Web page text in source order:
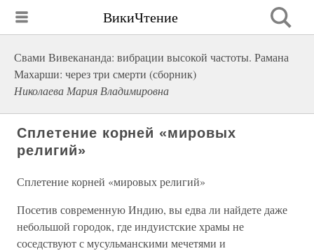
ВикиЧтение
Свами Вивекананда: вибрации высокой частоты. Рамана
Махарши: через три смерти (сборник)
Николаева Мария Владимировна
Сплетение корней «мировых
религий»
Сплетение корней «мировых религий»
Посетив современную Индию, вы едва ли найдете даже
небольшой городок, где индуистские храмы не
соседствуют с мусульманскими мечетями и